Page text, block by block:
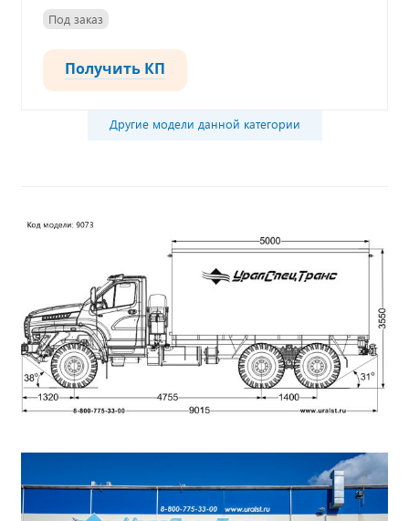
Под заказ
Получить КП
Другие модели данной категории